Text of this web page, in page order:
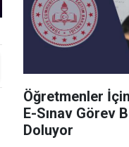
Öğretmenler
E-Sınav Görev
Doluyor